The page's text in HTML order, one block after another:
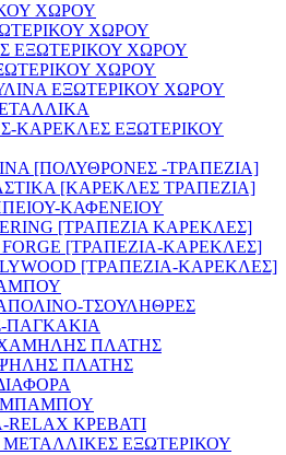
ΧΩΡΟΥ
ΧΩΡΟΥ
ΕΞΩΤΕΡΙΚΟΥ ΧΩΡΟΥ
ΧΩΡΟΥ
ΕΞΩΤΕΡΙΚΟΥ ΧΩΡΟΥ
ΚΑΡΕΚΛΕΣ ΕΞΩΤΕΡΙΚΟΥ
[ΠΟΛΥΘΡΟΝΕΣ -ΤΡΑΠΕΖΙΑ]
[ΚΑΡΕΚΛΕΣ ΤΡΑΠΕΖΙΑ]
ΚΑΦΕΝΕΙΟΥ
[ΤΡΑΠΕΖΙΑ ΚΑΡΕΚΛΕΣ]
[ΤΡΑΠΕΖΙΑ-ΚΑΡΕΚΛΕΣ]
[ΤΡΑΠΕΖΙΑ-ΚΑΡΕΚΛΕΣ]
ΤΣΟΥΛΗΘΡΕΣ
ΠΑΓΚΑΚΙΑ
ΠΛΑΤΗΣ
ΠΛΑΤΗΣ
ΜΠΑΜΠΟΥ
ΚΡΕΒΑΤΙ
ΕΞΩΤΕΡΙΚΟΥ